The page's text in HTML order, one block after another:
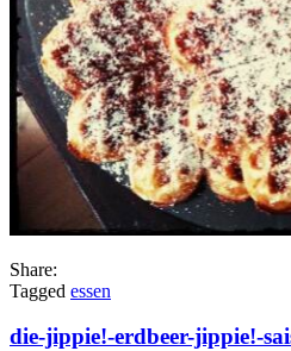
Share:
Tagged essen
die-jippie!-erdbeer-jippie!-